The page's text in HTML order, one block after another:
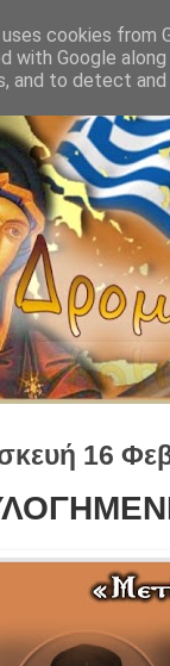
16
cookies from
with Google
and to detect and